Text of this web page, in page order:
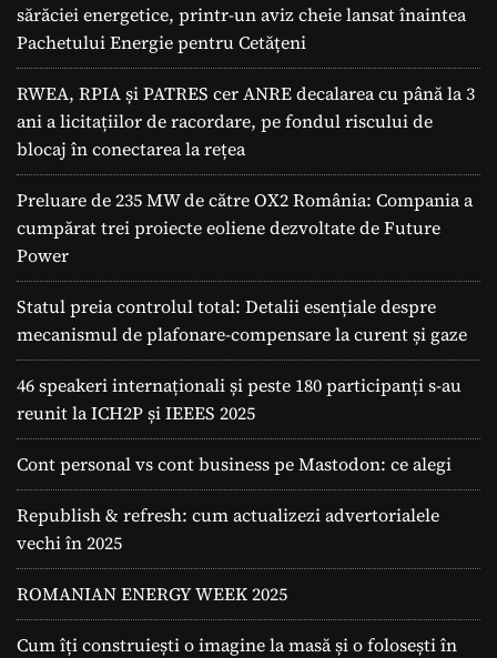
sărăciei energetice, printr-un aviz cheie lansat înaintea
Pachetului Energie pentru Cetățeni
RWEA, RPIA și PATRES cer ANRE decalarea cu până la 3
ani a licitațiilor de racordare, pe fondul riscului de
blocaj în conectarea la rețea
Preluare de 235 MW de către OX2 România: Compania a
cumpărat trei proiecte eoliene dezvoltate de Future
Power
Statul preia controlul total: Detalii esențiale despre
mecanismul de plafonare-compensare la curent și gaze
46 speakeri internaționali și peste 180 participanți s-au
reunit la ICH2P și IEEES 2025
Cont personal vs cont business pe Mastodon: ce alegi
Republish & refresh: cum actualizezi advertorialele
vechi în 2025
ROMANIAN ENERGY WEEK 2025
Cum îți construiești o imagine la masă și o folosești în